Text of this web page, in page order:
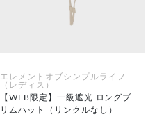
エレメントオブシンプルライフ
（レディス）
【WEB限定】一級遮光 ロングブ
リムハット（リンクルなし）